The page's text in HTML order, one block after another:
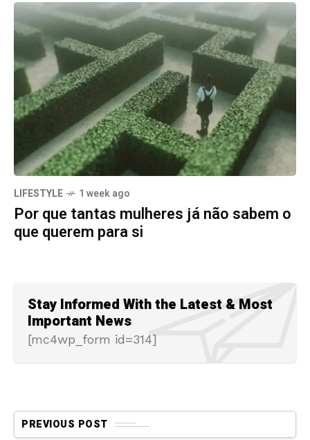
LIFESTYLE 1 week ago
Por que tantas mulheres já não sabem o
que querem para si
Stay Informed With the Latest & Most
Important News
[mc4wp_form id=314]
PREVIOUS POST